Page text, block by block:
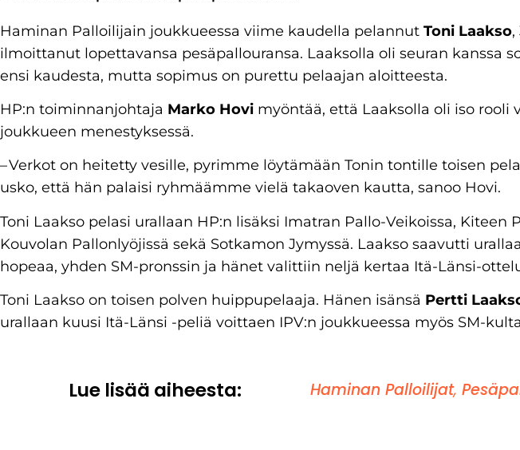
Haminan Palloilijain joukkueessa viime kaudella pelannut Toni Laakso,
ilmoittanut lopettavansa pesäpallouransa. Laaksolla oli seuran kanssa
ensi kaudesta, mutta sopimus on purettu pelaajan aloitteesta.
HP:n toiminnanjohtaja Marko Hovi myöntää, että Laaksolla oli iso rooli
joukkueen menestyksessä.
– Verkot on heitetty vesille, pyrimme löytämään Tonin tontille toisen
usko, että hän palaisi ryhmäämme vielä takaoven kautta, sanoo Hovi.
Toni Laakso pelasi urallaan HP:n lisäksi Imatran Pallo-Veikoissa, Kiteen
Kouvolan Pallonlyöjissä sekä Sotkamon Jymyssä. Laakso saavutti
hopeaa, yhden SM-pronssin ja hänet valittiin neljä kertaa Itä-Länsi-
Toni Laakso on toisen polven huippupelaaja. Hänen isänsä Pertti
urallaan kuusi Itä-Länsi -peliä voittaen IPV:n joukkueessa myös SM-
Lue lisää aiheesta: Haminan Palloilijat,